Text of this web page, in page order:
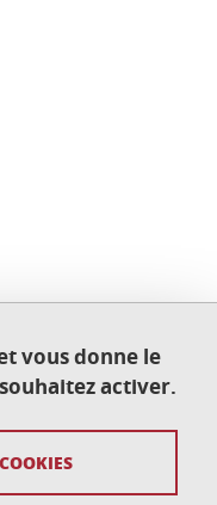
vous donne le
activer.